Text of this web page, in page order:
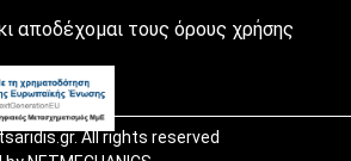
αποδέχομαι τους όρους χρήσης
. All rights reserved